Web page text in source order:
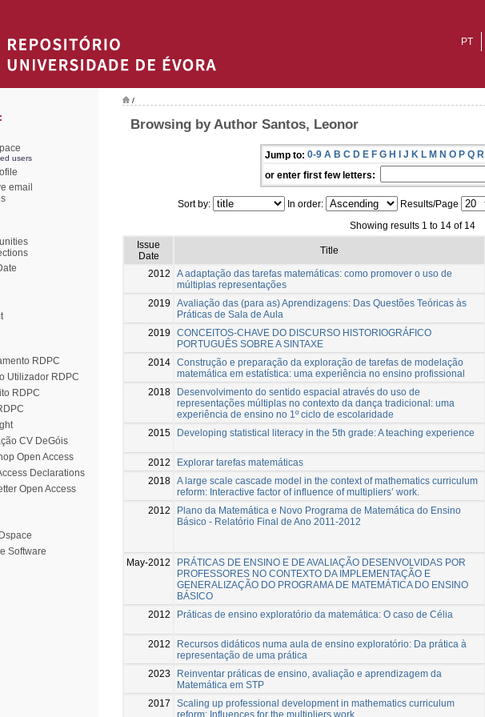
PT
users
email
RDPC
Utilizador RDPC
RDPC
CV DeGóis
Open Access
Declarations
Open Access
Software
/
Browsing by Author Santos, Leonor
Jump to: 0-9 A B C D E F G H I J K L M N O P Q R
or enter first few letters:
Sort by: In order: Results/Page
Showing results 1 to 14 of 14
Issue
Date
Title
2012
A adaptação das tarefas matemáticas: como promover o uso de
múltiplas representações
2019
Avaliação das (para as) Aprendizagens: Das Questões Teóricas às
Práticas de Sala de Aula
2019
CONCEITOS-CHAVE DO DISCURSO HISTORIOGRÁFICO
PORTUGUÊS SOBRE A SINTAXE
2014 Construção e preparação da exploração de tarefas de modelação
matemática em estatística: uma experiência no ensino profissional
2018
Desenvolvimento do sentido espacial através do uso de
representações múltiplas no contexto da dança tradicional: uma
experiência de ensino no 1º ciclo de escolaridade
2015 Developing statistical literacy in the 5th grade: A teaching experience
2012
Explorar tarefas matemáticas
2018 A large scale cascade model in the context of mathematics curriculum
reform: Interactive factor of influence of multipliers’ work.
2012
Plano da Matemática e Novo Programa de Matemática do Ensino
Básico - Relatório Final de Ano 2011-2012
May-2012
PRÁTICAS DE ENSINO E DE AVALIAÇÃO DESENVOLVIDAS POR
PROFESSORES NO CONTEXTO DA IMPLEMENTAÇÃO E
GENERALIZAÇÃO DO PROGRAMA DE MATEMÁTICA DO ENSINO
BÁSICO
2012 Práticas de ensino exploratório da matemática: O caso de Célia
2012
Recursos didáticos numa aula de ensino exploratório: Da prática à
representação de uma prática
2023
Reinventar práticas de ensino, avaliação e aprendizagem da
Matemática em STP
2017
Scaling up professional development in mathematics curriculum
reform: Influences for the multipliers work